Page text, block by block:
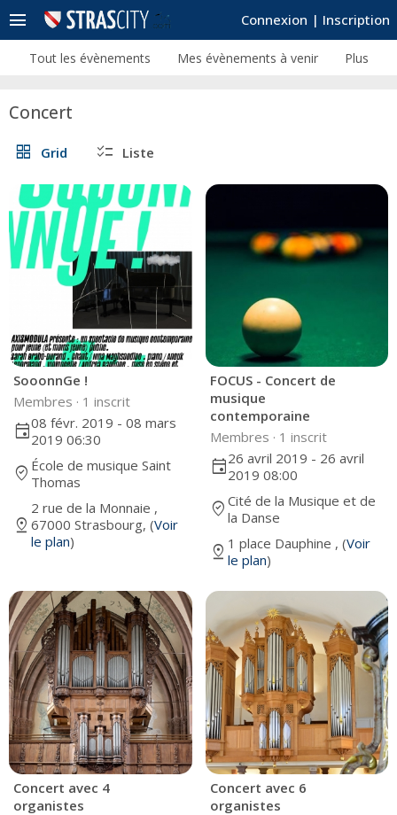
Connexion | Inscription
menu
Tout les évènements Mes évènements à venir Plus
Concert
grid_view Grid checklist Liste
SooonnGe !
Membres · 1 inscrit
event08 févr. 2019 - 08 mars
2019 06:30
where_to_vote École de musique Saint
Thomas
pin_drop
2 rue de la Monnaie ,
67000 Strasbourg, (Voir
le plan)
FOCUS - Concert de
musique
contemporaine
Membres · 1 inscrit
event26 avril 2019 - 26 avril
2019 08:00
where_to_vote Cité de la Musique et de
la Danse
pin_drop 1 place Dauphine , (Voir
le plan)
Concert avec 4
organistes
Concert avec 6
organistes